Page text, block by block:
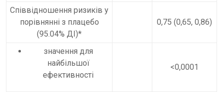
Співвідношення ризиків у
порівнянні з плацебо
(95.04% ДІ)*
0,75 (0,65, 0,86)
значення для
найбільшої
ефективності
<0,0001